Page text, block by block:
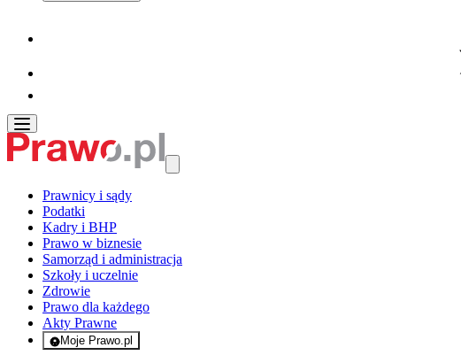
Prawnicy i sądy
Podatki
Kadry i BHP
Prawo w biznesie
Samorząd i administracja
Szkoły i uczelnie
Zdrowie
Prawo dla każdego
Akty Prawne
Moje Prawo.pl
- rejestracja i logowanie do serwisu